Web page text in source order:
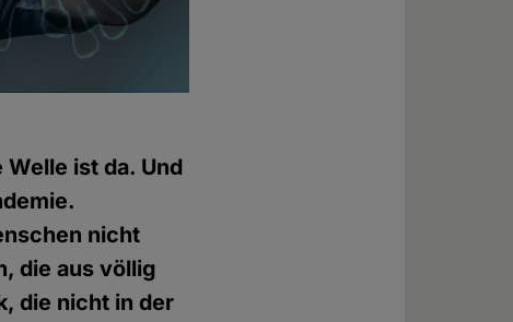
ist da. Und
nicht
die aus völlig
die nicht in der